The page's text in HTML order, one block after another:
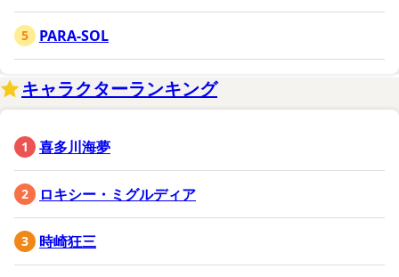
PARA-SOL
キャラクターランキング
喜多川海夢
ロキシー・ミグルディア
時崎狂三